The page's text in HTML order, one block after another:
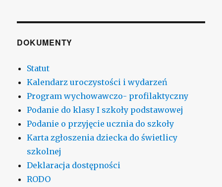
DOKUMENTY
Statut
Kalendarz uroczystości i wydarzeń
Program wychowawczo- profilaktyczny
Podanie do klasy I szkoły podstawowej
Podanie o przyjęcie ucznia do szkoły
Karta zgłoszenia dziecka do świetlicy
szkolnej
Deklaracja dostępności
RODO